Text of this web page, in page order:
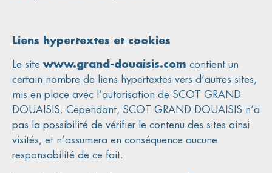
Liens hypertextes et cookies
Le site www.grand-douaisis.com contient un
certain nombre de liens hypertextes vers d’autres sites,
mis en place avec l’autorisation de SCOT GRAND
DOUAISIS. Cependant, SCOT GRAND DOUAISIS n’a
pas la possibilité de vérifier le contenu des sites ainsi
visités, et n’assumera en conséquence aucune
responsabilité de ce fait.